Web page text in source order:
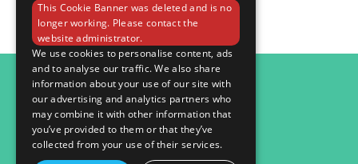
098 984 15 82
Контактна інформація
Повна версія сайту
This Cookie Banner was deleted and is no
longer working. Please contact the
website administrator.
We use cookies to personalise content, ads
and to analyse our traffic. We also share
information about your use of our site with
our advertising and analytics partners who
may combine it with other information that
you’ve provided to them or that they’ve
collected from your use of their services.